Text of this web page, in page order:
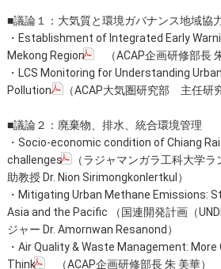
■議論１：大気質と環境ガバナンス地域協
・ Establishment of Integrated Early
Mekong Region
（ACAP企画研修部長
・ LCS Monitoring for Understanding
Pollution
（ACAP大気圏研究部 主任研
■議論２：廃棄物、排水、統合環境管理
・ Socio-economic condition of Chiang
challenges
（ラジャマンガラ工科大学
助教授 Dr. Nion Sirimongkonlertkul）
・Mitigating Urban Methane Emissions:
Asia and the Pacific （国連開発計画（
ジャー Dr. Amornwan Resanond）
・ Air Quality & Waste Management:
Think
（ACAP企画研修部長 朱 美華）